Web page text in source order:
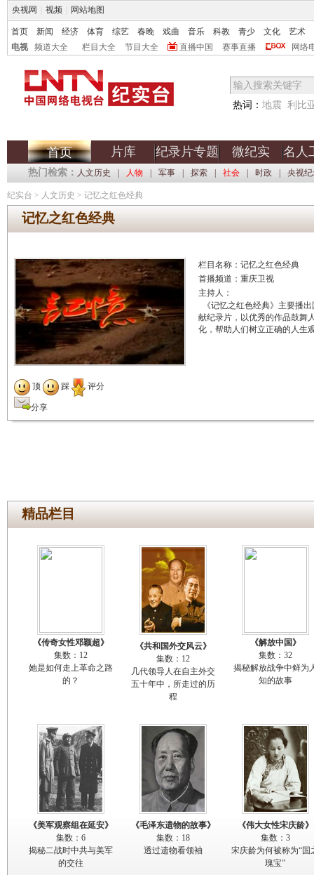
央视网 视频 网站地图
首页 新闻 经济 体育 综艺 春晚 戏曲 音乐 科教 青少 文化
艺术
电视
频道大全 栏目大全 节目大全 直播中国 赛事直播 网络
热词： 地震 利比
首页 片库 纪录片专题 微纪实 名人
热门检索： 人文历史 人物 军事 探索 社会 时政 央视
纪实台 > 人文历史 > 记忆之红色经典
记忆之红色经典
顶 踩 评分
分享
栏目名称：记忆之红色经典
首播频道：重庆卫视
主持人：
《记忆之红色经典》主要播
献纪录片，以优秀的作品鼓舞
化，帮助人们树立正确的人生
精品栏目
《传奇女性邓颖超》
集数：12
她是如何走上革命之路
的？
《共和国外交风云》
集数：12
几代领导人在自主外交
五十年中，所走过的历
程
《解放中国》
集数：32
揭秘解放战争中鲜为
知的故事
《美军观察组在延安》
集数：6
揭秘二战时中共与美军
的交往
《毛泽东遗物的故事》
集数：18
透过遗物看领袖
《伟大女性宋庆龄》
集数：3
宋庆龄为何被称为“国
瑰宝”